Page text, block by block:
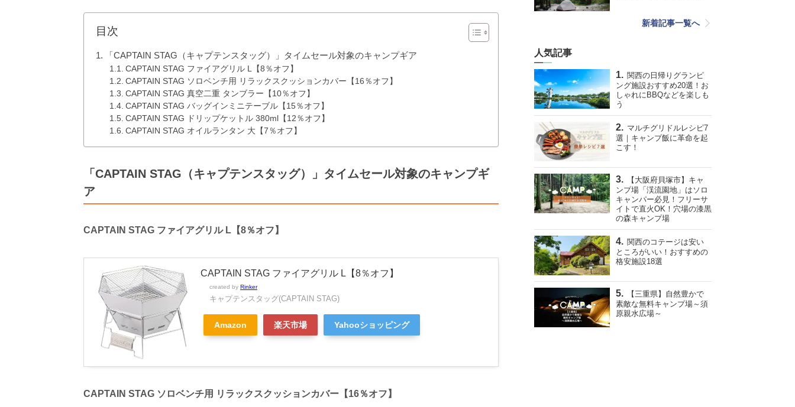
目次
「CAPTAIN STAG（キャプテンスタッグ）」タイムセール対象のキャンプギア
CAPTAIN STAG ファイアグリル L【8％オフ】
CAPTAIN STAG ソロベンチ用 リラックスクッションカバー【16％オフ】
CAPTAIN STAG 真空二重 タンブラー【10％オフ】
CAPTAIN STAG バッグインミニテーブル【15％オフ】
CAPTAIN STAG ドリップケットル 380ml【12％オフ】
CAPTAIN STAG オイルランタン 大【7％オフ】
「CAPTAIN STAG（キャプテンスタッグ）」タイムセール対象のキャンプギ
ア
CAPTAIN STAG ファイアグリル L【8％オフ】
CAPTAIN STAG ファイアグリル L【8％オフ】
created by Rinker
キャプテンスタッグ(CAPTAIN STAG)
Amazon 楽天市場 Yahooショッピング
CAPTAIN STAG ソロベンチ用 リラックスクッションカバー【16％オフ】
新着記事一覧へ
人気記事
関西の日帰りグランピ
ング施設おすすめ20選！お
しゃれにBBQなどを楽しも
う
マルチグリドルレシピ7
選｜キャンプ飯に革命を起
こす！
【大阪府貝塚市】キャ
ンプ場「渓流園地」はソロ
キャンパー必見！フリーサ
イトで直火OK！穴場の漆黒
の森キャンプ場
関西のコテージは安い
ところがいい！おすすめの
格安施設18選
【三重県】自然豊かで
素敵な無料キャンプ場～須
原親水広場～